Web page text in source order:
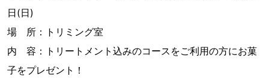
日(日)
場 所：トリミング室
内 容：トリートメント込みのコースをご利用の方にお菓
子をプレゼント！